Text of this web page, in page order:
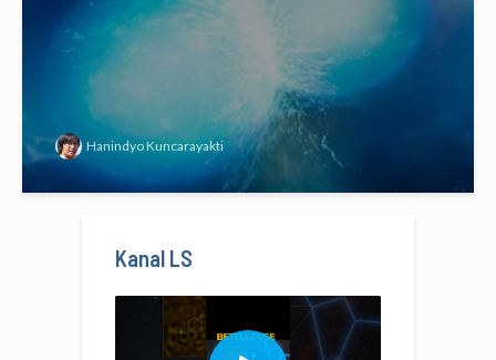
Hanindyo Kuncarayakti
Kanal LS